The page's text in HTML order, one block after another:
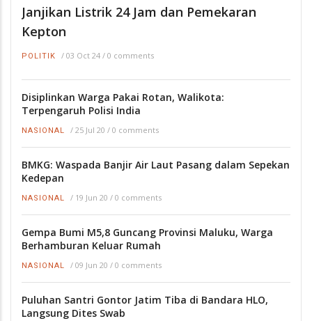
Janjikan Listrik 24 Jam dan Pemekaran
Kepton
POLITIK / 03 Oct 24 / 0 comments
Disiplinkan Warga Pakai Rotan, Walikota:
Terpengaruh Polisi India
NASIONAL / 25 Jul 20 / 0 comments
BMKG: Waspada Banjir Air Laut Pasang dalam Sepekan
Kedepan
NASIONAL / 19 Jun 20 / 0 comments
Gempa Bumi M5,8 Guncang Provinsi Maluku, Warga
Berhamburan Keluar Rumah
NASIONAL / 09 Jun 20 / 0 comments
Puluhan Santri Gontor Jatim Tiba di Bandara HLO,
Langsung Dites Swab